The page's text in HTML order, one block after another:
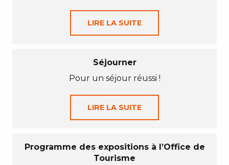
LIRE LA SUITE
Séjourner
Pour un séjour réussi !
LIRE LA SUITE
Programme des expositions à l’Office de
Tourisme